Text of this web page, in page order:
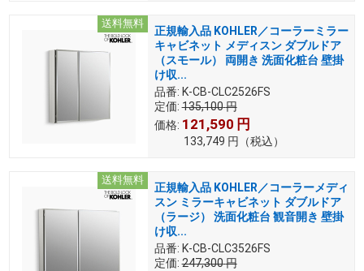
送料無料
正規輸入品 KOHLER／コーラーミラー
キャビネット メディスン ダブルドア
（スモール） 両開き 洗面化粧台 壁掛
け収...
品番: K-CB-CLC2526FS
定価: 135,100円
価格: 121,590 円
133,749 円 （税込）
送料無料
正規輸入品 KOHLER／コーラーメディ
スン ミラーキャビネット ダブルドア
（ラージ） 洗面化粧台 観音開き 壁掛
け収...
品番: K-CB-CLC3526FS
定価: 247,300円